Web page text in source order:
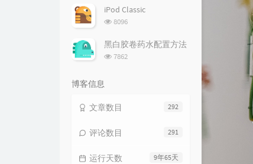
次
iPod Classic
浏
次
数:
8096
黑白胶卷药水配置方法
浏
7862
博客信息
292
文章数目
291
评论数目
9年65天
运行天数